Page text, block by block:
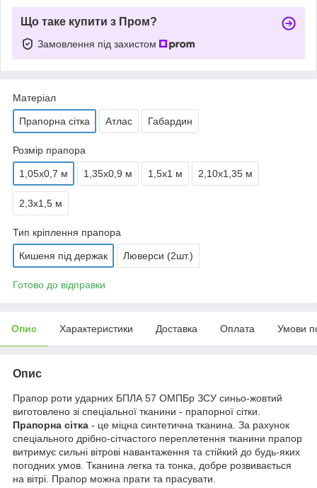
Що таке купити з Пром?
Замовлення під захистом
Матеріал
Прапорна сітка Атлас Габардин
Розмір прапора
1,05х0,7 м 1,35х0,9 м 1,5х1 м 2,10х1,35 м
2,3х1,5 м
Тип кріплення прапора
Кишеня під держак Люверси (2шт.)
Готово до відправки
Опис Характеристики Доставка Оплата Умови
Опис
Прапор роти ударних БПЛА 57 ОМПБр ЗСУ синьо-жовтий
виготовлено зі спеціальної тканини - прапорної сітки.
Прапорна сітка - це міцна синтетична тканина. За рахунок
спеціального дрібно-сітчастого переплетення тканини прапор
витримує сильні вітрові навантаження та стійкий до будь-яких
погодних умов. Тканина легка та тонка, добре розвивається
на вітрі. Прапор можна прати та прасувати.